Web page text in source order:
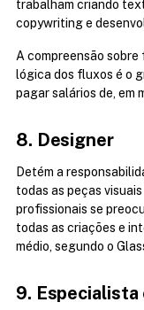
trabalham criando
copywriting e
A compreensão
lógica dos fluxos é o
pagar salários de, em
8. Designer
Detém a
todas as peças
profissionais se
todas as criações e
médio, segundo o
9.